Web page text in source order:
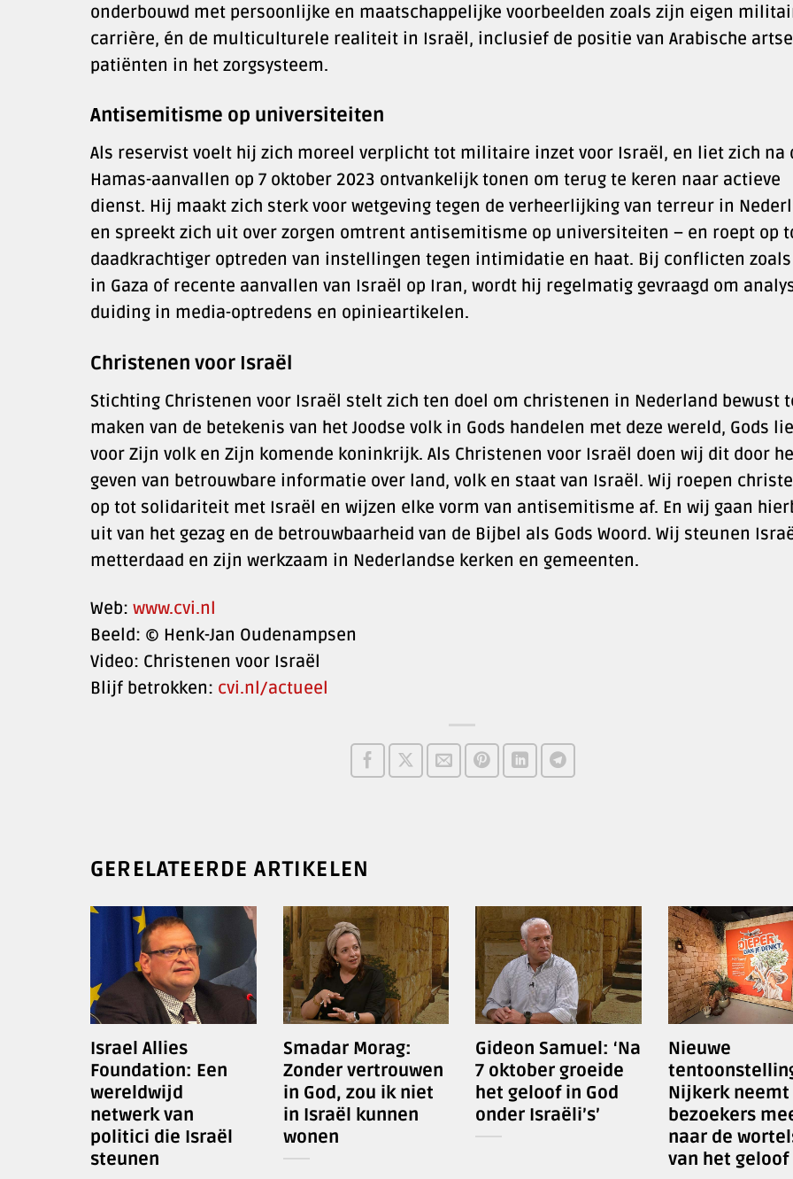
onderbouwd met persoonlijke en maatschappelijke voorbeelden zoals zijn eigen
carrière, én de multiculturele realiteit in Israël, inclusief de positie van Arabische
patiënten in het zorgsysteem.
Antisemitisme op universiteiten
Als reservist voelt hij zich moreel verplicht tot militaire inzet voor Israël, en liet zich na
Hamas-aanvallen op 7 oktober 2023 ontvankelijk tonen om terug te keren naar actieve
dienst. Hij maakt zich sterk voor wetgeving tegen de verheerlijking van terreur in
en spreekt zich uit over zorgen omtrent antisemitisme op universiteiten – en roept op
daadkrachtiger optreden van instellingen tegen intimidatie en haat. Bij conflicten
in Gaza of recente aanvallen van Israël op Iran, wordt hij regelmatig gevraagd om
duiding in media-optredens en opinieartikelen.
Christenen voor Israël
Stichting Christenen voor Israël stelt zich ten doel om christenen in Nederland bewust
maken van de betekenis van het Joodse volk in Gods handelen met deze wereld, Gods
voor Zijn volk en Zijn komende koninkrijk. Als Christenen voor Israël doen wij dit door
geven van betrouwbare informatie over land, volk en staat van Israël. Wij roepen
op tot solidariteit met Israël en wijzen elke vorm van antisemitisme af. En wij gaan
uit van het gezag en de betrouwbaarheid van de Bijbel als Gods Woord. Wij steunen
metterdaad en zijn werkzaam in Nederlandse kerken en gemeenten.
Web: www.cvi.nl
Beeld: © Henk-Jan Oudenampsen
Video: Christenen voor Israël
Blijf betrokken: cvi.nl/actueel
GERELATEERDE ARTIKELEN
Israel Allies
Foundation: Een
wereldwijd
netwerk van
politici die Israël
steunen
Smadar Morag:
Zonder vertrouwen
in God, zou ik niet
in Israël kunnen
wonen
Gideon Samuel: ‘Na
7 oktober groeide
het geloof in God
onder Israëli’s’
Nieuwe
Nijkerk neemt
bezoekers
naar de
van het geloof